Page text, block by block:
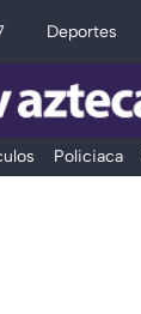
Deportes
Policiaca